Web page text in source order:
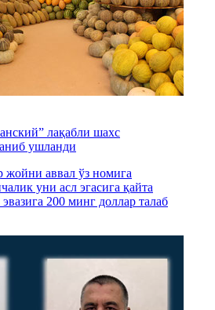
лақабли шахс
ушланди
аввал ўз номига
уни асл эгасига қайта
200 минг доллар талаб